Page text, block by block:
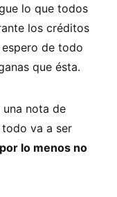
lo que todos
los créditos
de todo
que ésta.
nota de
va a ser
por lo menos no